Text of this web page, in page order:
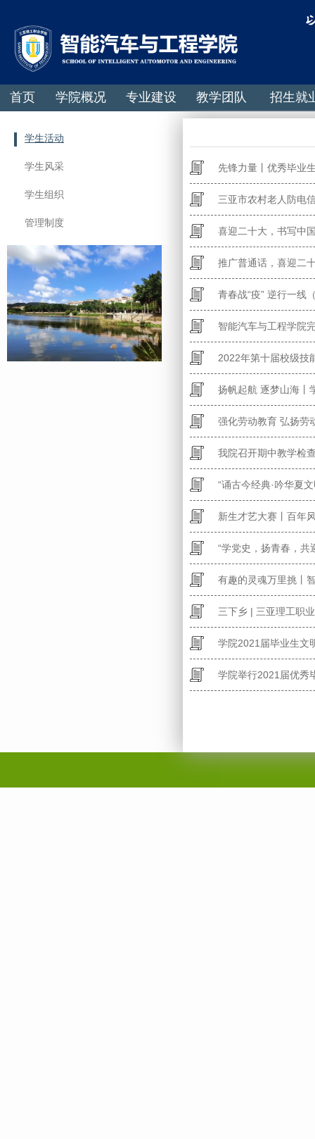
首页 学院概况 专业建设 教学团队 招生就
学生活动
学生风采
学生组织
管理制度
先锋力量丨优秀毕业
三亚市农村老人防电
喜迎二十大，书写中
推广普通话，喜迎二
青春战“疫” 逆行一线
智能汽车与工程学院
2022年第十届校级
扬帆起航 逐梦山海丨
强化劳动教育 弘扬劳
我院召开期中教学检
“诵古今经典·吟华夏
新生才艺大赛丨百年
“学党史，扬青春，共
有趣的灵魂万里挑丨
三下乡 | 三亚理工职
学院2021届毕业生文
学院举行2021届优秀